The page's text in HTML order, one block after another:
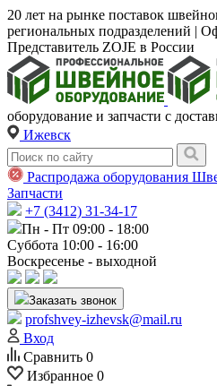
20 лет на рынке поставок
региональных подразделений |
Представитель ZOJE в России
оборудование и запчасти с
Ижевск
Распродажа оборудования
Запчасти
+7 (3412) 31-34-17
Пн - Пт 09:00 - 18:00
Суббота 10:00 - 16:00
Воскресенье - выходной
Заказать звонок
profshvey-izhevsk@mail.ru
Вход
Сравнить 0
Избранное 0